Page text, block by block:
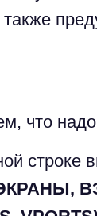
что
строке